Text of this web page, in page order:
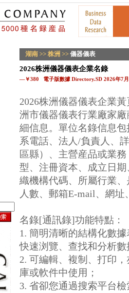
湖南 >> 株洲 >> 儀器儀表
2026株洲儀器儀表企業名錄
—￥380 電子版數據 Directory.SD 2026年7
2026株洲儀器儀表企業
洲市儀器儀表行業廠家
細信息。單位名錄信息
系電話、法人/負責人、
區縣）、主營産品或業
型、注冊資本、成立日
織機構代碼、所屬行業
人數、郵箱E-mail、網址
名錄[通訊錄]功能特點：
1. 簡明清晰的結構化數
快速浏覽、查找和分析數
2. 可編輯、複制、打印
庫或軟件中使用；
3. 省卻您通過搜索平台